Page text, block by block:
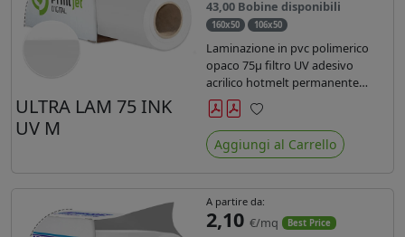
ULTRA LAM 75 INK
UV M
43,00 Bobine disponibili
160x50 106x50
Laminazione in pvc polimerico
opaco 75µ filtro UV adesivo
acrilico hotmelt permanente
specifico per stampe con
inchiostri UV durata 7 anni indoor
e 5 outdoor. Dotato di certificato
ignifugo Bs1d0.
Preferiti
Aggiungi al Carrello
A partire da:
2,10 €/mq Best Price